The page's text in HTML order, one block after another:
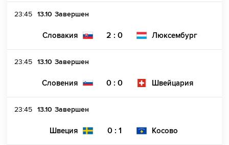
23:45 13.10 Завершен
Словакия 2 : 0 Люксембург
23:45 13.10 Завершен
Словения 0 : 0 Швейцария
23:45 13.10 Завершен
Швеция 0 : 1 Косово